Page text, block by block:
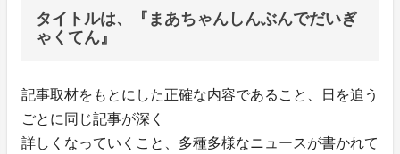
タイトルは、『まあちゃんしんぶんでだいぎ
ゃくてん』
記事取材をもとにした正確な内容であること、日を追う
ごとに同じ記事が深く
詳しくなっていくこと、多種多様なニュースが書かれて